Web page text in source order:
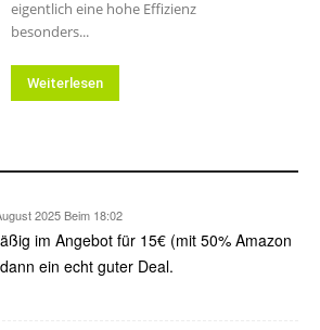
eigentlich eine hohe Effizienz
besonders...
Weiterlesen
2025 Beim 18:02
im Angebot für 15€ (mit 50% Amazon
ein echt guter Deal.